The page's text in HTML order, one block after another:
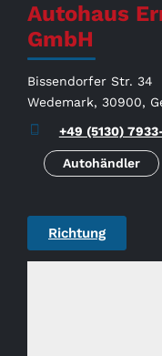
Autohaus
GmbH
Bissendorfer Str. 34
Wedemark, 30900,
+49 (5130)
Autohändler
Richtung